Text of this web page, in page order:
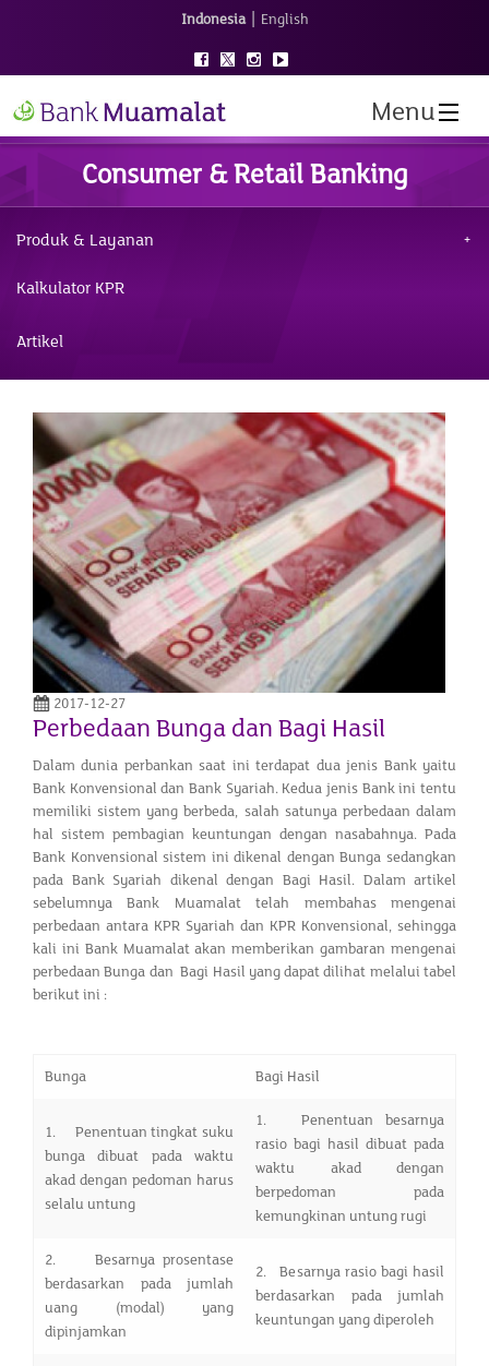
Indonesia | English
Menu
Consumer & Retail Banking
Produk & Layanan
Kalkulator KPR
Artikel
2017-12-27
Perbedaan Bunga dan Bagi Hasil
Dalam dunia perbankan saat ini terdapat dua jenis Bank yaitu
Bank Konvensional dan Bank Syariah. Kedua jenis Bank ini tentu
memiliki sistem yang berbeda, salah satunya perbedaan dalam
hal sistem pembagian keuntungan dengan nasabahnya. Pada
Bank Konvensional sistem ini dikenal dengan Bunga sedangkan
pada Bank Syariah dikenal dengan Bagi Hasil. Dalam artikel
sebelumnya Bank Muamalat telah membahas mengenai
perbedaan antara KPR Syariah dan KPR Konvensional, sehingga
kali ini Bank Muamalat akan memberikan gambaran mengenai
perbedaan Bunga dan Bagi Hasil yang dapat dilihat melalui tabel
berikut ini :
Bunga Bagi Hasil
1. Penentuan tingkat suku
bunga dibuat pada waktu
akad dengan pedoman harus
selalu untung
1. Penentuan besarnya
rasio bagi hasil dibuat pada
waktu akad dengan
berpedoman pada
kemungkinan untung rugi
2. Besarnya prosentase
berdasarkan pada jumlah
uang (modal) yang
dipinjamkan
2. Besarnya rasio bagi hasil
berdasarkan pada jumlah
keuntungan yang diperoleh